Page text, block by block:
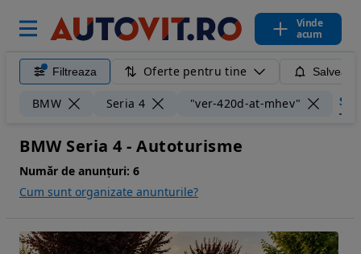
Vinde
acum
Filtreaza Oferte pentru tine
BMW Seria 4 "ver-420d-at-mhev"
BMW Seria 4 - Autoturisme
Număr de anunțuri: 6
Cum sunt organizate anunturile?